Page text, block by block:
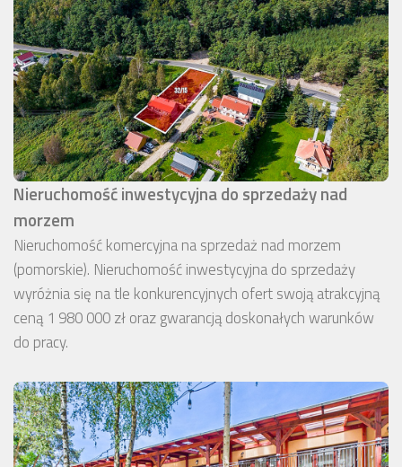
Nieruchomość inwestycyjna do sprzedaży nad
morzem
Nieruchomość komercyjna na sprzedaż nad morzem
(pomorskie). Nieruchomość inwestycyjna do sprzedaży
wyróżnia się na tle konkurencyjnych ofert swoją atrakcyjną
ceną 1 980 000 zł oraz gwarancją doskonałych warunków
do pracy.